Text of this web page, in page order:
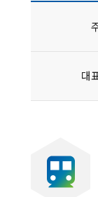
대